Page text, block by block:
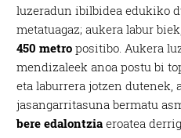
luzeradun ibilbidea edukiko
metatuagaz; aukera labur
450 metro positibo. Aukera
mendizaleek anoa postu bi
eta laburrera jotzen dutenek,
jasangarritasuna bermatu
bere edalontzia eroatea